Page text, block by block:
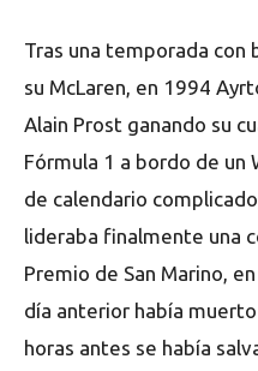
Tras una temporada
su McLaren, en 1994
Alain Prost ganando su
Fórmula 1 a bordo de un
de calendario
lideraba finalmente una
Premio de San Marino,
día anterior había
horas antes se había